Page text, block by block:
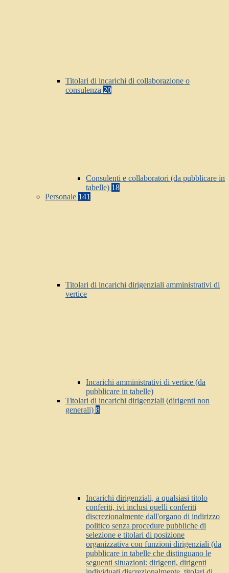
Titolari di incarichi di collaborazione o
consulenza 20
Consulenti e collaboratori (da pubblicare in
tabelle) 18
Personale 141
Titolari di incarichi dirigenziali amministrativi di
vertice
Incarichi amministrativi di vertice (da
pubblicare in tabelle)
Titolari di incarichi dirigenziali (dirigenti non
generali) 8
Incarichi dirigenziali, a qualsiasi titolo
conferiti, ivi inclusi quelli conferiti
discrezionalmente dall'organo di indirizzo
politico senza procedure pubbliche di
selezione e titolari di posizione
organizzativa con funzioni dirigenziali (da
pubblicare in tabelle che distinguano le
seguenti situazioni: dirigenti, dirigenti